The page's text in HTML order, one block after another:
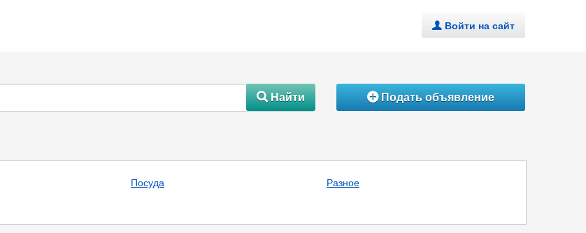
. Войти на сайт
#Найти ÁПодать объявление
Посуда Разное